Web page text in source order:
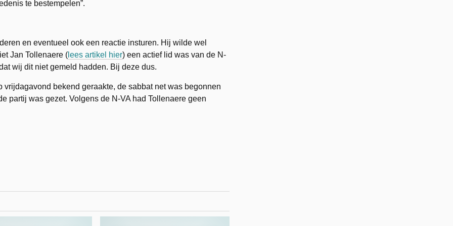
te bestempelen”.
en eventueel ook een reactie insturen. Hij wilde wel
Jan Tollenaere ( lees artikel hier) een actief lid was van de N-
wij dit niet gemeld hadden. Bij deze dus.
bekend geraakte, de sabbat net was begonnen
partij was gezet. Volgens de N-VA had Tollenaere geen